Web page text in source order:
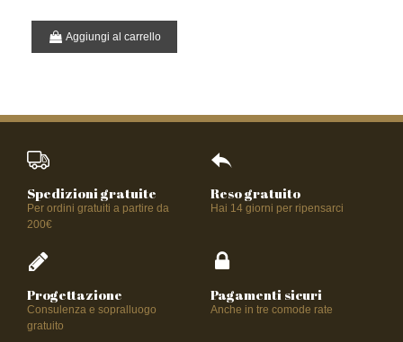
Aggiungi al carrello
Spedizioni gratuite
Per ordini gratuiti a partire da
200€
Reso gratuito
Hai 14 giorni per ripensarci
Progettazione
Consulenza e sopralluogo
gratuito
Pagamenti sicuri
Anche in tre comode rate